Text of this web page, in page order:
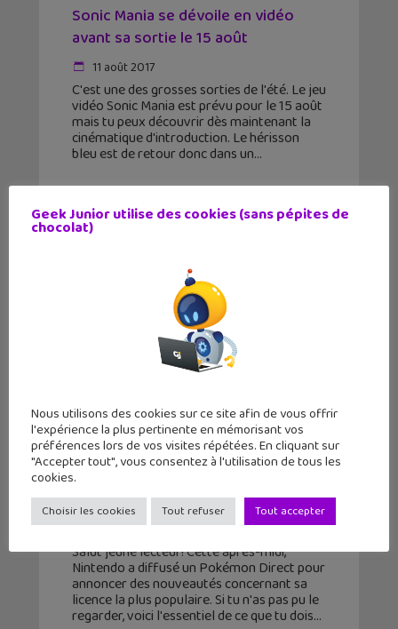
Sonic Mania se dévoile en vidéo
avant sa sortie le 15 août
11 août 2017
C'est une des grosses sorties de l'été. Le jeu
vidéo Sonic Mania est prévu pour le 15 août
mais tu peux découvrir dès maintenant la
cinématique d'introduction. Le hérisson
bleu est de retour donc dans un
Pokémon Direct : ce qu’il faut
retenir ? Pokken Tournament DX,
Pokémon Ultra-Soleil...
6 juin 2017
Salut jeune lecteur! Cette après-midi,
Nintendo a diffusé un Pokémon Direct pour
annoncer des nouveautés concernant sa
licence la plus populaire. Si tu n'as pas pu le
regarder, voici l'essentiel de ce que tu dois
Geek Junior utilise des cookies (sans pépites de
chocolat)
Nous utilisons des cookies sur ce site afin de vous offrir
l'expérience la plus pertinente en mémorisant vos
préférences lors de vos visites répétées. En cliquant sur
"Accepter tout", vous consentez à l'utilisation de tous les
cookies.
Choisir les cookies Tout refuser Tout accepter